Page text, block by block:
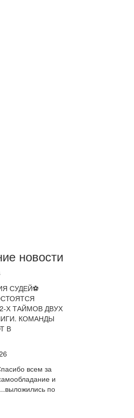
новости
СУДЕЙ⚽
Х ТАЙМОВ ДВУХ
КОМАНДЫ
В
всем за
и
по